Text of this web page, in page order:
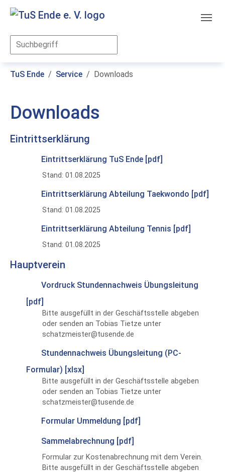
Skip to main content
TuS Ende Service Downloads
Downloads
Eintrittserklärung
Eintrittserklärung TuS Ende [pdf]
Stand: 01.08.2025
Eintrittserklärung Abteilung Taekwondo [pdf]
Stand: 01.08.2025
Eintrittserklärung Abteilung Tennis [pdf]
Stand: 01.08.2025
Hauptverein
Vordruck Stundennachweis Übungsleitung
[pdf]
Bitte ausgefüllt in der Geschäftsstelle abgeben
oder senden an Tobias Tietze unter
schatzmeister@tusende.de
Stundennachweis Übungsleitung (PC-
Formular) [xlsx]
Bitte ausgefüllt in der Geschäftsstelle abgeben
oder senden an Tobias Tietze unter
schatzmeister@tusende.de
Formular Ummeldung [pdf]
Sammelabrechnung [pdf]
Formular zur Kostenabrechnung mit dem Verein.
Bitte ausgefüllt in der Geschäftsstelle abgeben